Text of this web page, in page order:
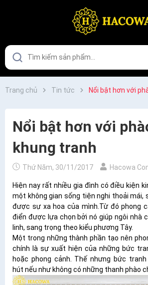
Trang chủ Tin tức Nổi bật hơn với
Nổi bật hơn với
khung tranh
Thứ Năm, 30/11/2017 Hacowa
Hiện nay rất nhiều gia đình có điều kiện
một không gian sống tiện nghi thoải mái,
được sự xa hoa của mình.Từ đó phong
điển được lựa chọn bởi nó giúp ngôi nhà
linh, sang trọng theo kiểu phương Tây.
Một trong những thành phần tạo nên
chính là sự xuất hiện của những bức
hoặc phong cảnh. Thế nhưng bức
hút nếu như không có những thanh phào